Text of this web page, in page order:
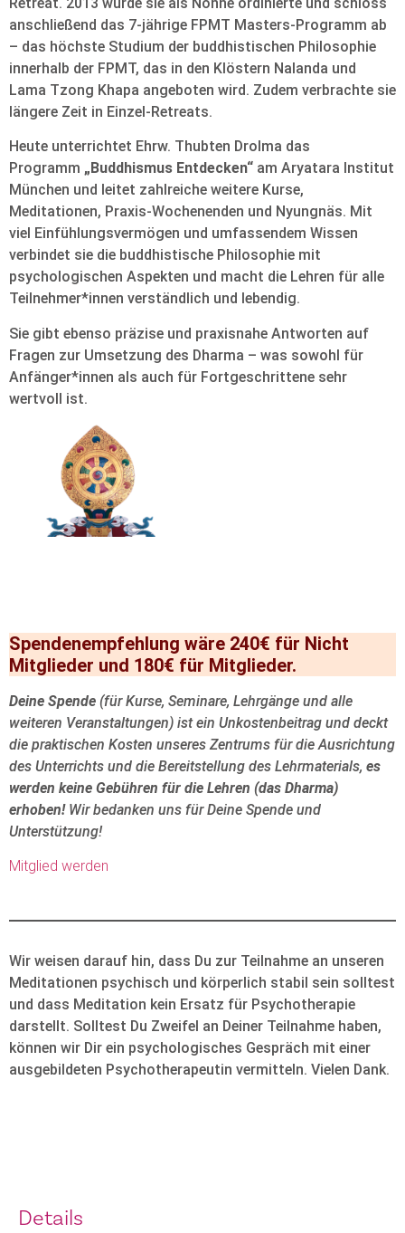
anschließend das 7-jährige FPMT Masters-Programm ab
– das höchste Studium der buddhistischen Philosophie
innerhalb der FPMT, das in den Klöstern Nalanda und
Lama Tzong Khapa angeboten wird. Zudem verbrachte sie
längere Zeit in Einzel-Retreats.
Heute unterrichtet Ehrw. Thubten Drolma das
Programm „Buddhismus Entdecken“ am Aryatara Institut
München und leitet zahlreiche weitere Kurse,
Meditationen, Praxis-Wochenenden und Nyungnäs. Mit
viel Einfühlungsvermögen und umfassendem Wissen
verbindet sie die buddhistische Philosophie mit
psychologischen Aspekten und macht die Lehren für alle
Teilnehmer*innen verständlich und lebendig.
Sie gibt ebenso präzise und praxisnahe Antworten auf
Fragen zur Umsetzung des Dharma – was sowohl für
Anfänger*innen als auch für Fortgeschrittene sehr
wertvoll ist.
Spendenempfehlung wäre 240€ für Nicht
Mitglieder und 180€ für Mitglieder.
Deine Spende (für Kurse, Seminare, Lehrgänge und alle
weiteren Veranstaltungen) ist ein Unkostenbeitrag und deckt
die praktischen Kosten unseres Zentrums für die Ausrichtung
des Unterrichts und die Bereitstellung des Lehrmaterials, es
werden keine Gebühren für die Lehren (das Dharma)
erhoben!Wir bedanken uns für Deine Spende und
Unterstützung!
Mitglied werden
Wir weisen darauf hin, dass Du zur Teilnahme an unseren
Meditationen psychisch und körperlich stabil sein solltest
und dass Meditation kein Ersatz für Psychotherapie
darstellt. Solltest Du Zweifel an Deiner Teilnahme haben,
können wir Dir ein psychologisches Gespräch mit einer
ausgebildeten Psychotherapeutin vermitteln. Vielen Dank.
Details